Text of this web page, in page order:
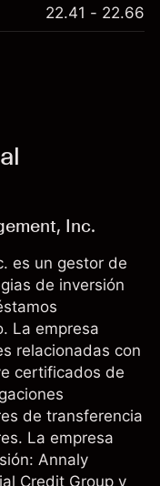
22.41 - 22.66
Inc.
es un gestor de
de inversión
La empresa
relacionadas con
certificados de
de transferencia
La empresa
Annaly
Credit Group y